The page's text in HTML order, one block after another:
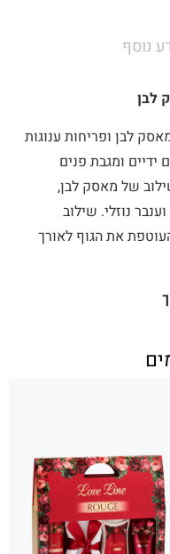
נוסף
לבן
לבן ופריחות ענוגות
ידיים ומגבת פנים
של מאסק לבן,
נוזלי. שילוב
את הגוף לאורך